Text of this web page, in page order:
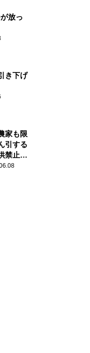
放っ
き下げ
家も限
引する
禁止』